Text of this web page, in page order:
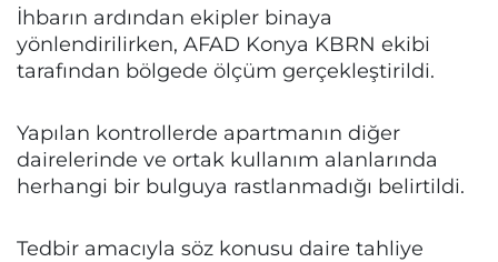
İhbarın ardından ekipler binaya
yönlendirilirken, AFAD Konya KBRN ekibi
tarafından bölgede ölçüm gerçekleştirildi.
Yapılan kontrollerde apartmanın diğer
dairelerinde ve ortak kullanım alanlarında
herhangi bir bulguya rastlanmadığı belirtildi.
Tedbir amacıyla söz konusu daire tahliye